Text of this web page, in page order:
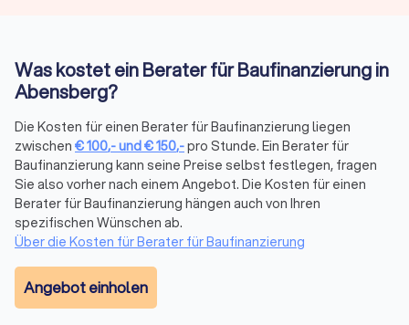
bringen.
Beratungsaufträge nach Maß
Die Beratung für die Baufinanzierung und andere
Finanzdienstleistung ist immer individuell. Die eigene
Finanzsituation und die persönlichen Lebensverhältnisse
spielen eine tragende Rolle. Entsprechend möchten Kunden
von Finanzberatungen nicht nur einen guten Berater mit
angepassten Finanzlösungen, sondern auch ein versiertes
Gegenüber, das mit Erfahrung, Fachkenntnis und Diskretion
überzeugt. Während manchmal eine Onlineberatung
ausreichend sein kann, bietet die persönliche Vorortberatung
Was kostet ein Berater für Baufinanzierung in
Abensberg?
Die Kosten für einen Berater für Baufinanzierung liegen
zwischen €100,-und€150,-pro Stunde. Ein Berater für
Baufinanzierung kann seine Preise selbst festlegen, fragen
Sie also vorher nach einem Angebot. Die Kosten für einen
Berater für Baufinanzierung hängen auch von Ihren
spezifischen Wünschen ab.
Über die Kosten für Berater für Baufinanzierung
Angebot einholen